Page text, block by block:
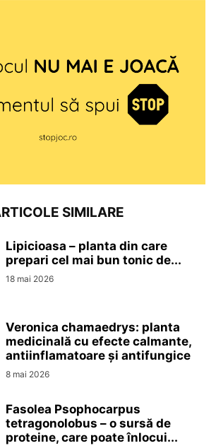
SIMILARE
Lipicioasa – planta din care
prepari cel mai bun tonic de...
18 mai 2026
Veronica chamaedrys: planta
medicinală cu efecte calmante,
antiinflamatoare și antifungice
8 mai 2026
Fasolea Psophocarpus
tetragonolobus – o sursă de
proteine, care poate înlocui...